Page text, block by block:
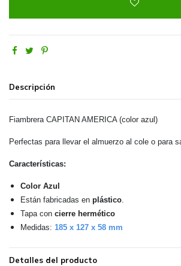
Descripción
Fiambrera CAPITAN AMERICA (color azul)
Perfectas para llevar el almuerzo al cole o para
Características:
Color Azul
Están fabricadas en plástico.
Tapa con cierre hermético
Medidas: 185 x 127 x 58 mm
Detalles del producto